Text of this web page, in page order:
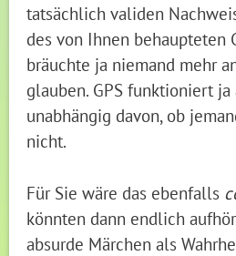
tatsächlich validen
des von Ihnen behaupteten
bräuchte ja niemand mehr
glauben. GPS funktioniert
unabhängig davon, ob
nicht.
Für Sie wäre das ebenfalls
könnten dann endlich
absurde Märchen als